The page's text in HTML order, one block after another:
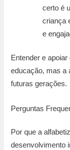
certo é
criança
e
Entender e
educação, mas a
futuras gerações.
Perguntas
Por que a
desenvolvimento